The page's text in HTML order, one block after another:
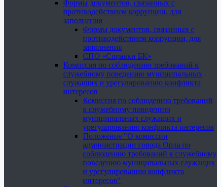
Формы документов, связанных с
противодействием коррупции, для
заполнения
Формы документов, связанных с
противодействием коррупции, для
заполнения
СПО «Справки БК»
Комиссия по соблюдению требований к
служебному поведению муниципальных
служащих и урегулированию конфликта
интересов
Комиссия по соблюдению требований
к служебному поведению
муниципальных служащих и
урегулированию конфликта интересов
Положение "О комиссии
администрации города Орла по
соблюдению требований к служебному
поведению муниципальных служащих
и урегулированию конфликта
интересов"